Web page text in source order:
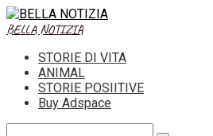
Skip
to
BELLA NOTIZIA
STORIE DI VITA
ANIMAL
STORIE POSIITIVE
Buy Adspace